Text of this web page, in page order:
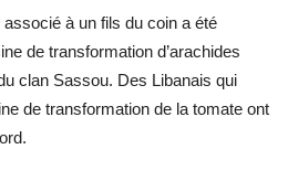
à un fils du coin a été
de transformation d’arachides
clan Sassou. Des Libanais qui
de transformation de la tomate ont